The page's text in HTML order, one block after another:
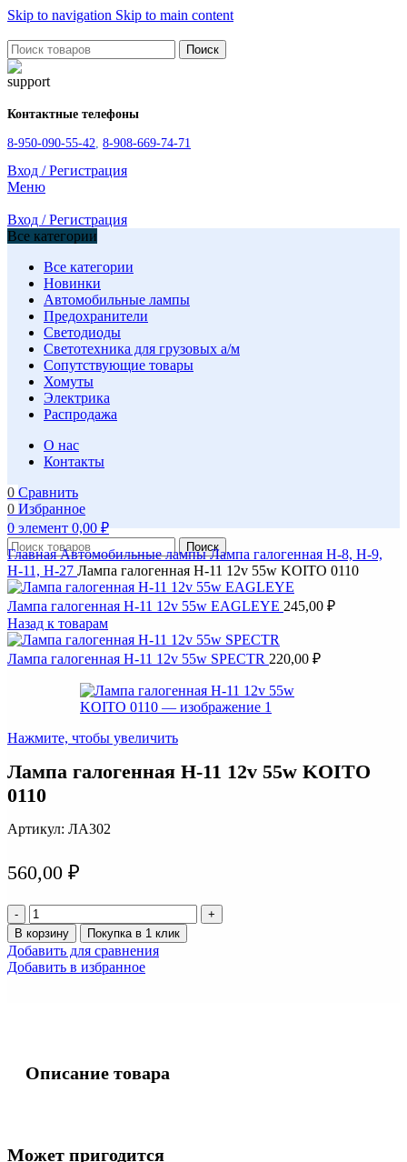
Skip to navigation Skip to main content
Поиск
Контактные телефоны
8-950-090-55-42, 8-908-669-74-71
Вход / Регистрация
Меню
Вход / Регистрация
Все категории
Все категории
Новинки
Автомобильные лампы
Предохранители
Светодиоды
Светотехника для грузовых а/м
Сопутствующие товары
Хомуты
Электрика
Распродажа
О нас
Контакты
0 Сравнить
0 Избранное
0элемент 0,00₽
Поиск
ГлавнаяАвтомобильные лампыЛампа галогенная Н-8, Н-9,
Н-11, Н-27 Лампа галогенная Н-11 12v 55w KOITO 0110
Лампа галогенная Н-11 12v 55w EAGLEYE 245,00 ₽
Назад к товарам
Лампа галогенная Н-11 12v 55w SPECTR 220,00 ₽
Нажмите, чтобы увеличить
Лампа галогенная Н-11 12v 55w KOITO
0110
Артикул: ЛА302
560,00 ₽
Количество
товара
Лампа
галогенная
Н-11
В корзину Покупка в 1 клик
Добавить для сравнения
Добавить в избранное
Описание товара
Может пригодится